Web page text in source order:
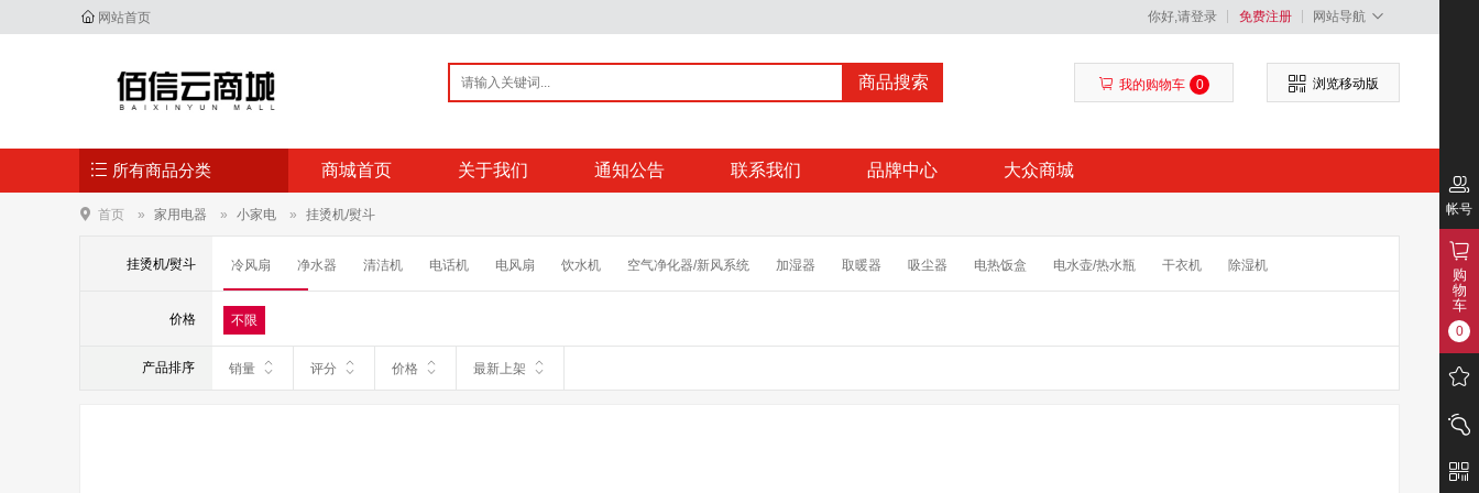
网站首页 你好,请登录 免费注册 网站导航
商品搜索 我的购物车 0 浏览移动版
所有商品分类 商城首页 关于我们 通知公告 联系我们 品牌中心 大众商城
首页 家用电器 小家电 挂烫机/熨斗
挂烫机/熨斗 冷风扇 净水器 清洁机 电话机 电风扇 饮水机 空气净化器/新风系统 加湿器 取暖器 吸尘器 电热饭盒 电水壶/热水瓶 干衣机 除湿机
挂烫机/熨斗
价格 不限
产品排序 销量 评分 价格 最新上架
帐号
购
物
车
0